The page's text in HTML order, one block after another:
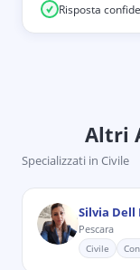
Risposta
Altri
Specializzati in Civile
Silvia Dell
Pescara
Civile